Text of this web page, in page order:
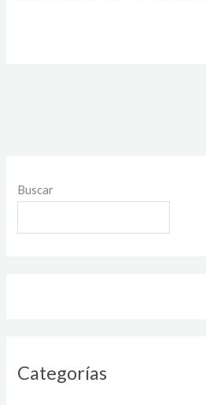
Buscar
Categorías